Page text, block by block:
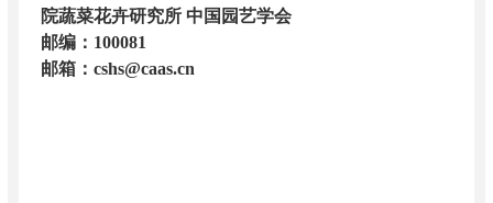
院蔬菜花卉研究所 中国园艺学会
邮编：100081
邮箱：cshs@caas.cn